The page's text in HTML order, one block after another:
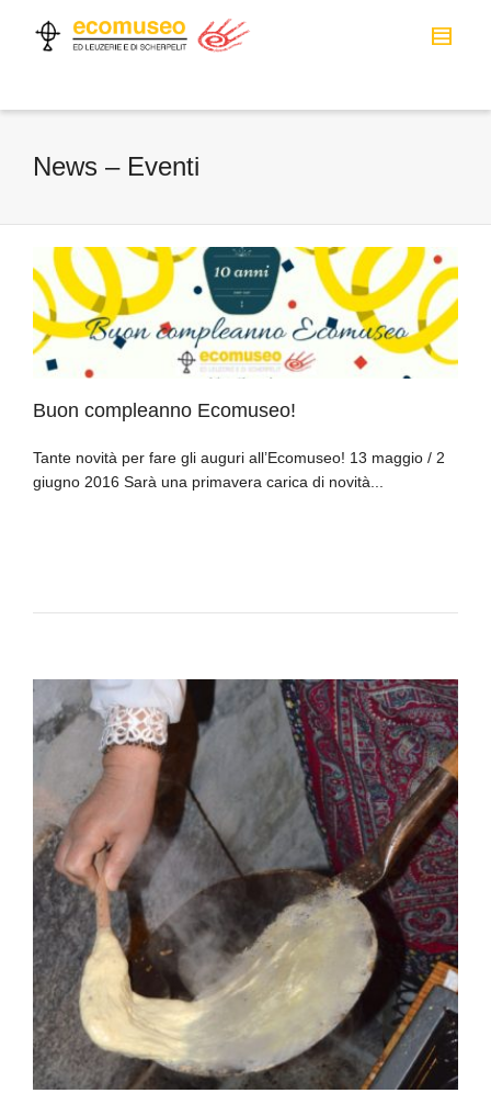
News – Eventi
Buon compleanno Ecomuseo!
Tante novità per fare gli auguri all’Ecomuseo! 13 maggio / 2
giugno 2016 Sarà una primavera carica di novità...